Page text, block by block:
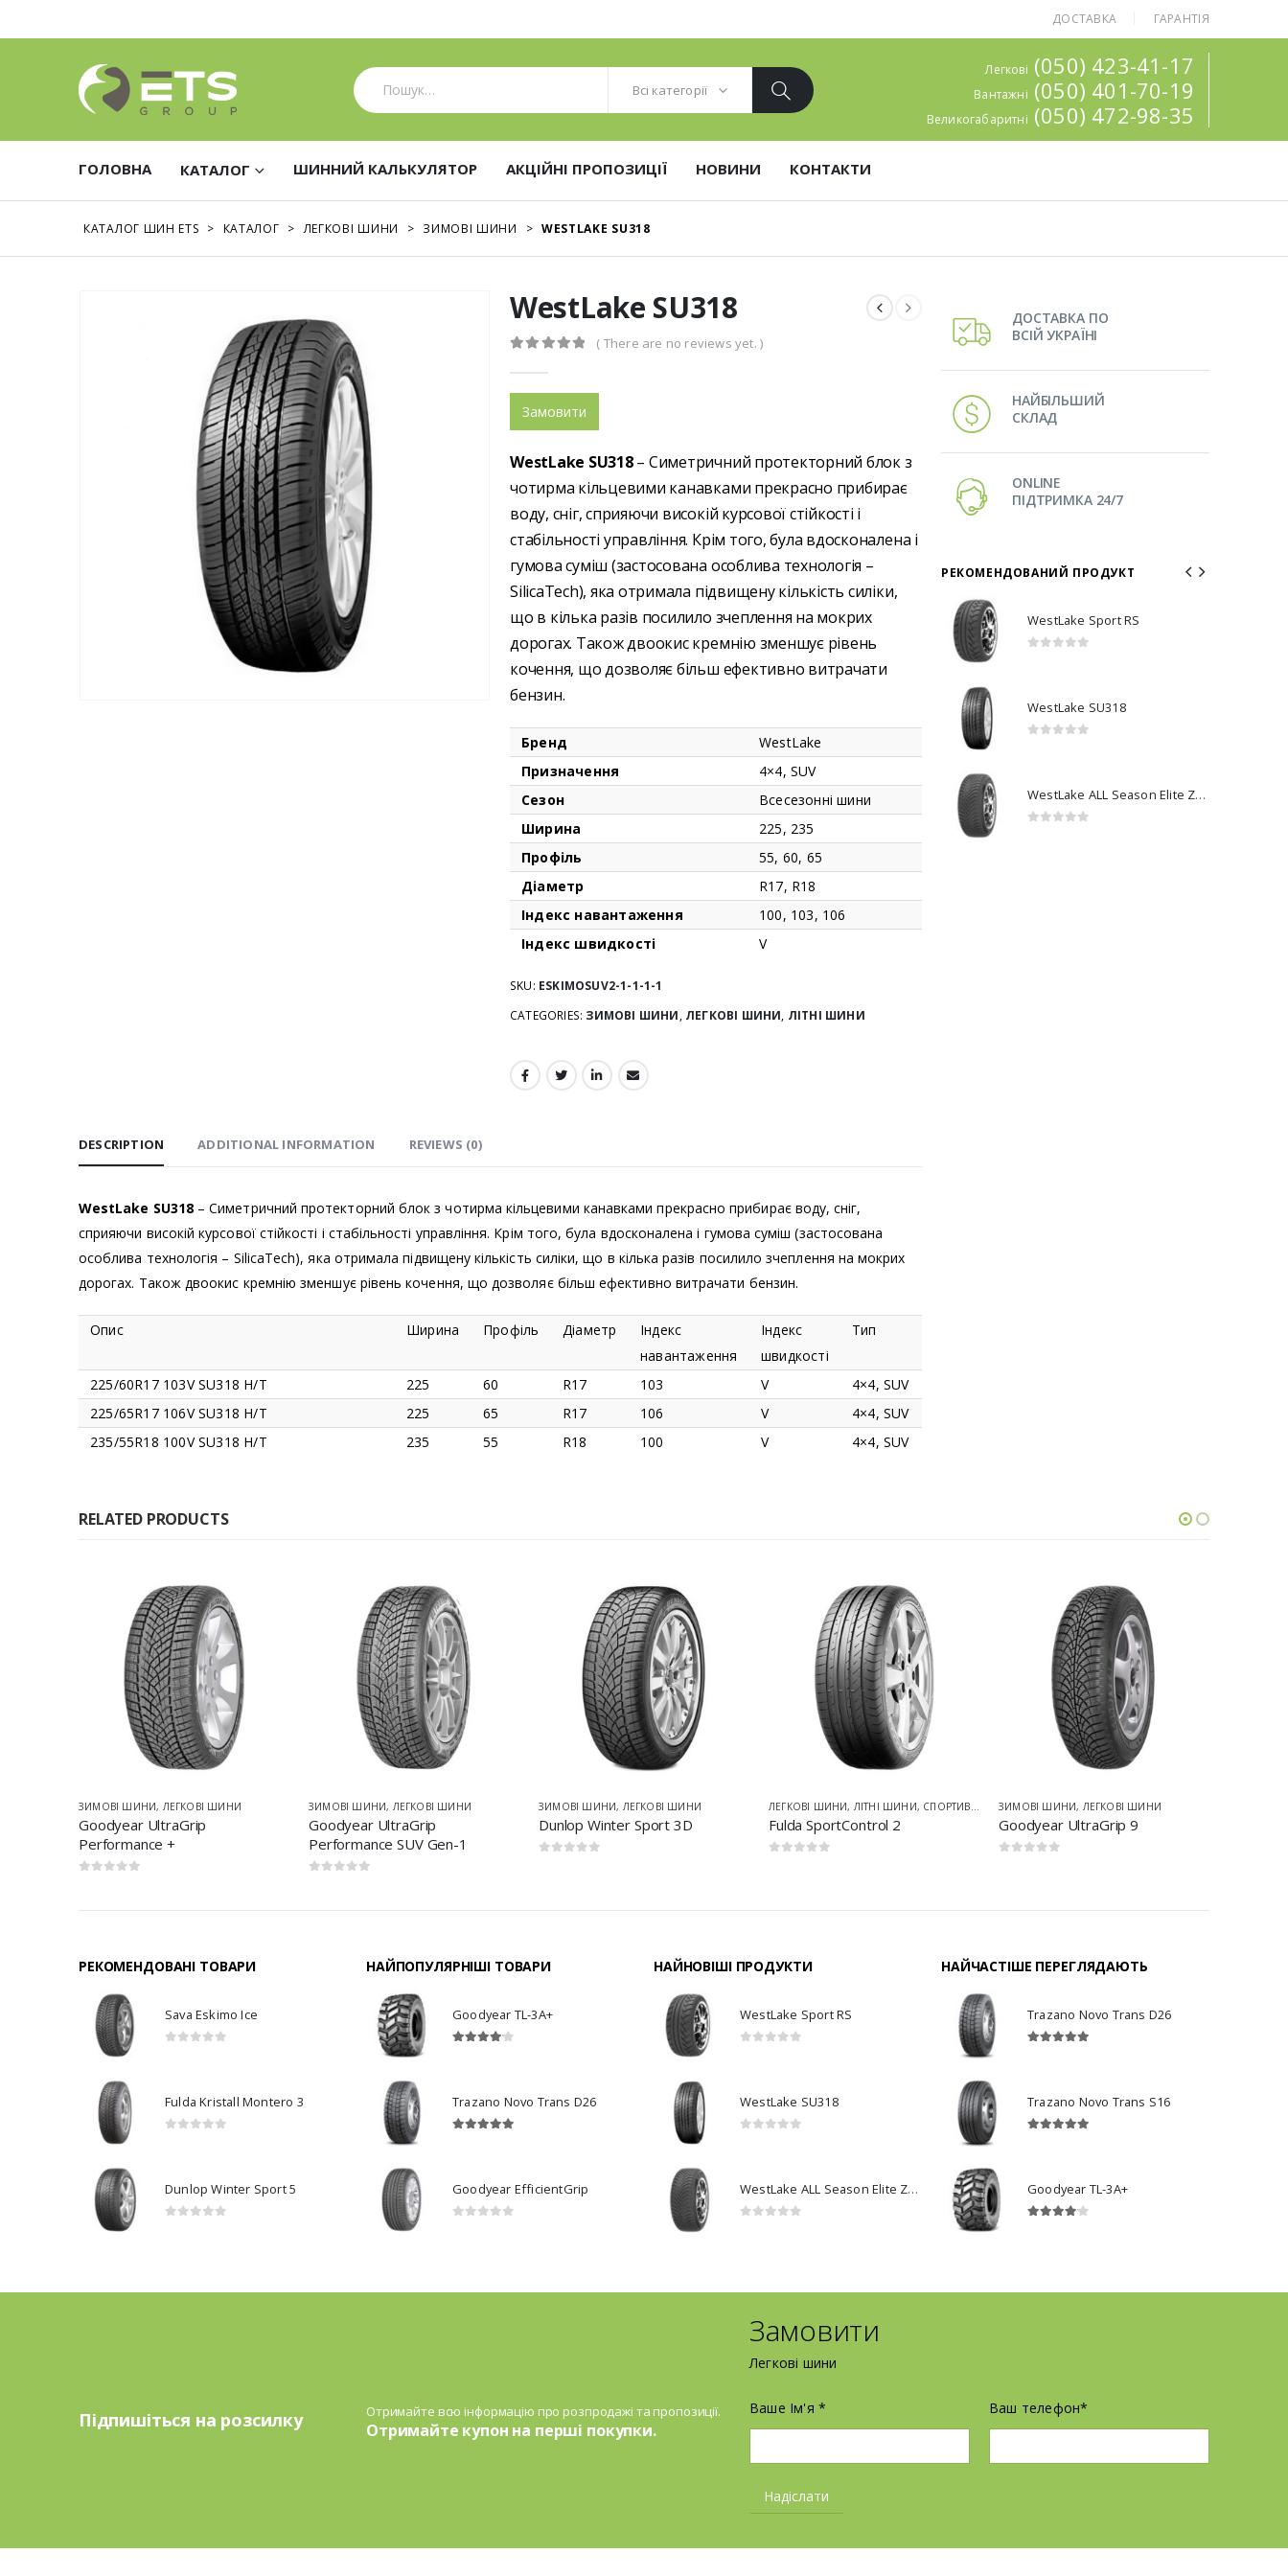
ДОСТАВКА ГАРАНТІЯ
Всі категорії
Легкові (050) 423-41-17
Вантажні (050) 401-70-19
Великогабаритні (050) 472-98-35
ГОЛОВНА КАТАЛОГ ШИННИЙ КАЛЬКУЛЯТОР АКЦІЙНІ ПРОПОЗИЦІЇ НОВИНИ КОНТАКТИ
КАТАЛОГ ШИН ETS > КАТАЛОГ > ЛЕГКОВІ ШИНИ > ЗИМОВІ ШИНИ > WESTLAKE SU318
WestLake SU318
( There are no reviews yet. )
Замовити
WestLake SU318– Симетричний протекторний блок з
чотирма кільцевими канавками прекрасно прибирає
воду, сніг, сприяючи високій курсової стійкості і
стабільності управління. Крім того, була вдосконалена і
гумова суміш (застосована особлива технологія –
SilicaTech), яка отримала підвищену кількість силіки,
що в кілька разів посилило зчеплення на мокрих
дорогах. Також двоокис кремнію зменшує рівень
кочення, що дозволяє більш ефективно витрачати
бензин.
Бренд
WestLake
Призначення
4×4, SUV
Сезон
Всесезонні шини
Ширина
225, 235
Профіль
55, 60, 65
Діаметр
R17, R18
Індекс навантаження
100, 103, 106
Індекс швидкості
V
SKU: ESKIMOSUV2-1-1-1-1
CATEGORIES: ЗИМОВІ ШИНИ, ЛЕГКОВІ ШИНИ, ЛІТНІ ШИНИ
DESCRIPTION ADDITIONAL INFORMATION REVIEWS (0)
WestLake SU318– Симетричний протекторний блок з чотирма кільцевими канавками прекрасно прибирає воду, сніг,
сприяючи високій курсової стійкості і стабільності управління. Крім того, була вдосконалена і гумова суміш (застосована
особлива технологія – SilicaTech), яка отримала підвищену кількість силіки, що в кілька разів посилило зчеплення на мокрих
дорогах. Також двоокис кремнію зменшує рівень кочення, що дозволяє більш ефективно витрачати бензин.
Опис Ширина Профіль Діаметр
Індекс
навантаження
Індекс
швидкості
Тип
225/60R17 103V SU318 H/T 225 60 R17 103 V
4×4, SUV
225/65R17 106V SU318 H/T
225 65 R17 106 V
4×4, SUV
235/55R18 100V SU318 H/T
235 55 R18 100 V 4×4, SUV
ДОСТАВКА ПО
ВСІЙ УКРАЇНІ
НАЙБІЛЬШИЙ
СКЛАД
ONLINE
ПІДТРИМКА 24/7
РЕКОМЕНДОВАНИЙ ПРОДУКТ
WestLake Sport RS WestLake Sport RS
0з 5
0з 5
WestLake Sport RS
WestLake SU318
WestLake ALL Season Elite Z-401
RELATED PRODUCTS
ЗИМОВІ ШИНИ,ЛЕГКОВІ ШИНИ
Goodyear UltraGrip
Performance +
ЗИМОВІ ШИНИ,ЛЕГКОВІ ШИНИ
Goodyear UltraGrip
Performance SUV Gen-1
ЗИМОВІ ШИНИ,ЛЕГКОВІ ШИНИ
Dunlop Winter Sport 3D
ЛЕГКОВІ ШИНИ,ЛІТНІ ШИНИ, СПОРТИВНІ ШИНИ
Fulda SportControl 2
ЗИМОВІ ШИНИ,ЛЕГКОВІ ШИНИ
Goodyear UltraGrip 9
РЕКОМЕНДОВАНІ ТОВАРИ
Sava Eskimo Ice
Fulda Kristall Montero 3
Dunlop Winter Sport 5
НАЙПОПУЛЯРНІШІ ТОВАРИ
Goodyear TL-3A+
Trazano Novo Trans D26
Goodyear EfficientGrip
НАЙНОВІШІ ПРОДУКТИ
WestLake Sport RS
WestLake SU318
WestLake ALL Season Elite Z-401
НАЙЧАСТІШЕ ПЕРЕГЛЯДАЮТЬ
Trazano Novo Trans D26
Trazano Novo Trans S16
Goodyear TL-3A+
Підпишіться на розсилку Отримайте всю інформацію про розпродажі та пропозиції.
Отримайте купон на перші покупки.
Замовити
Легкові шини
Ваше Ім'я * Ваш телефон*